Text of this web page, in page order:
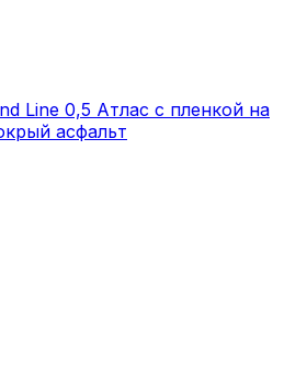
Line 0,5 Атлас с пленкой на
асфальт